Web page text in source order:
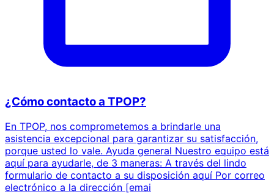
¿Cómo contacto a TPOP?
En TPOP, nos comprometemos a brindarle una
asistencia excepcional para garantizar su satisfacción,
porque usted lo vale. Ayuda general Nuestro equipo está
aquí para ayudarle, de 3 maneras: A través del lindo
formulario de contacto a su disposición aquí Por correo
electrónico a la dirección [emai